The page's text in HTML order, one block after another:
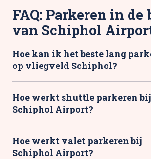
FAQ: Parkeren in de
van Schiphol
Hoe kan ik het beste lang
op vliegveld Schiphol?
Hoe werkt shuttle parkeren bij
Schiphol Airport?
Hoe werkt valet parkeren bij
Schiphol Airport?